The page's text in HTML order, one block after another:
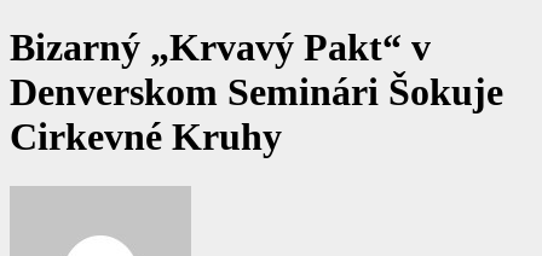
Bizarný „Krvavý Pakt“ v
Denverskom Seminári Šokuje
Cirkevné Kruhy